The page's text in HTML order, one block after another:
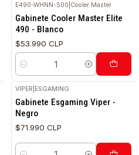
E490-WHNN-S00 Cooler Master
Gabinete Cooler Master Elite
490 - Blanco
$53.990 CLP
Cantidad
VIPER ESGAMING
Gabinete Esgaming Viper -
Negro
$71.990 CLP